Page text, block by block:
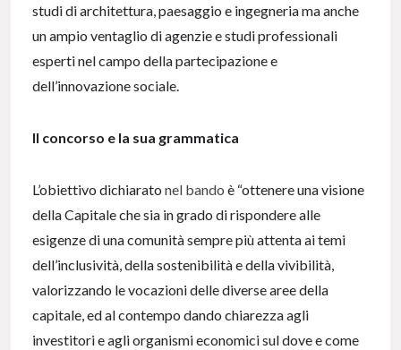
studi di architettura, paesaggio e ingegneria ma anche
un ampio ventaglio di agenzie e studi professionali
esperti nel campo della partecipazione e
dell’innovazione sociale.
Il concorso e la sua grammatica
L’obiettivo dichiarato nel bando è “ottenere una visione
della Capitale che sia in grado di rispondere alle
esigenze di una comunità sempre più attenta ai temi
dell’inclusività, della sostenibilità e della vivibilità,
valorizzando le vocazioni delle diverse aree della
capitale, ed al contempo dando chiarezza agli
investitori e agli organismi economici sul dove e come